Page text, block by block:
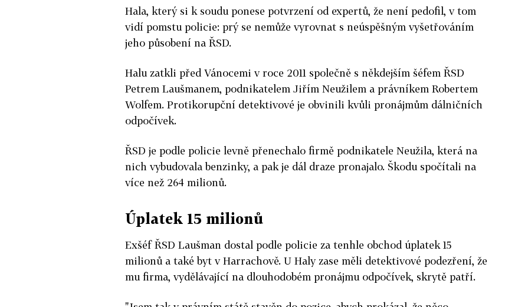
Hala, který si k soudu ponese potvrzení od expertů, že není pedofil, v tom
vidí pomstu policie: prý se nemůže vyrovnat s neúspěšným vyšetřováním
jeho působení na ŘSD.
Halu zatkli před Vánocemi v roce 2011 společně s někdejším šéfem ŘSD
Petrem Laušmanem, podnikatelem Jiřím Neužilem a právníkem Robertem
Wolfem. Protikorupční detektivové je obvinili kvůli pronájmům dálničních
odpočívek.
ŘSD je podle policie levně přenechalo firmě podnikatele Neužila, která na
nich vybudovala benzinky, a pak je dál draze pronajalo. Škodu spočítali na
více než 264 milionů.
Úplatek 15 milionů
Exšéf ŘSD Laušman dostal podle policie za tenhle obchod úplatek 15
milionů a také byt v Harrachově. U Haly zase měli detektivové podezření, že
mu firma, vydělávající na dlouhodobém pronájmu odpočívek, skrytě patří.